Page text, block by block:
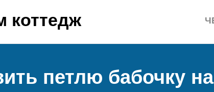
коттедж
петлю бабочку